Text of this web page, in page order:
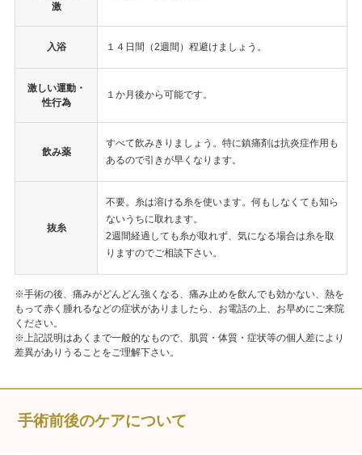
激
入浴 １４日間（2週間）程避けましょう。
激しい運動・
性行為
１か月後から可能です。
飲み薬
すべて飲みきりましょう。特に鎮痛剤は抗炎症作用も
あるので引きが早くなります。
抜糸
不要。糸は溶ける糸を使います。何もしなくても知ら
ないうちに取れます。
2週間経過しても糸が取れず、気になる場合は糸を取
りますのでご相談下さい。
※手術の後、痛みがどんどん強くなる、痛み止めを飲んでも効かない、熱を
もって赤く腫れるなどの症状がありましたら、お電話の上、お早めにご来院
ください。
※上記説明はあくまで一般的なもので、肌質・体質・症状等の個人差により
差異がありうることをご理解下さい。
手術前後のケアについて